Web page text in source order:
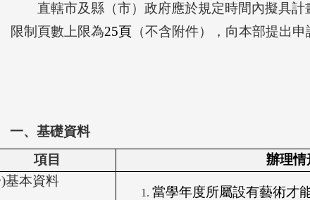
直轄市及縣（市）政府應於規定時間內擬具計
限制頁數上限為25頁 （不含附件），向本部提出
一、基礎資料
項目
辦理情
基本資料
當學年度所屬設有藝術才